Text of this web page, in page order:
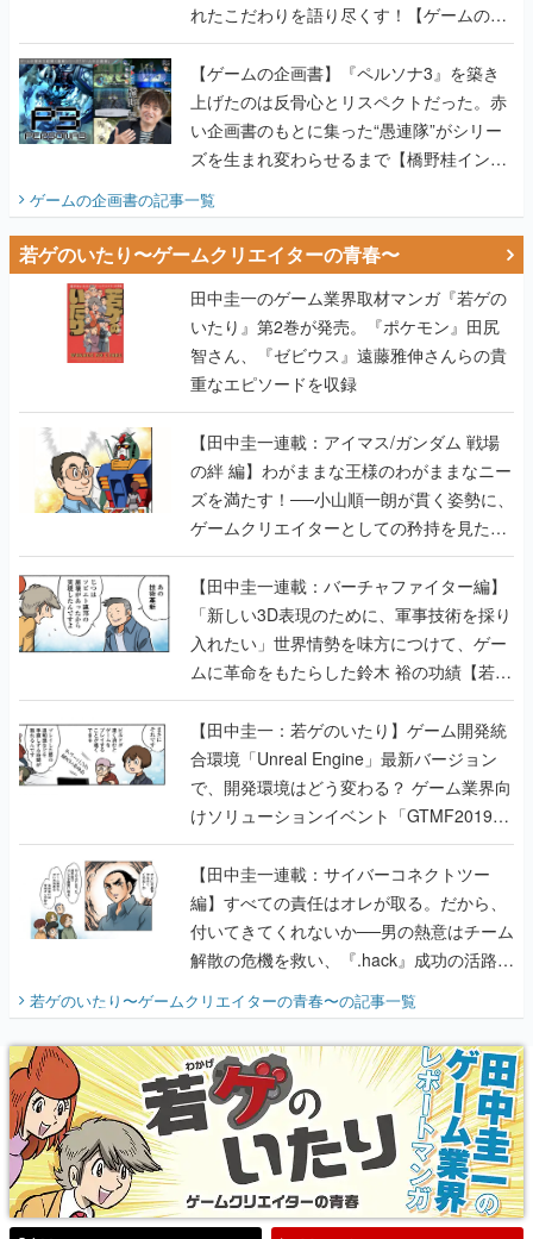
れたこだわりを語り尽くす！【ゲームの企
画書】
【ゲームの企画書】『ペルソナ3』を築き
上げたのは反骨心とリスペクトだった。赤
い企画書のもとに集った“愚連隊”がシリー
ズを生まれ変わらせるまで【橋野桂インタ
ゲームの企画書の記事一覧
若ゲのいたり〜ゲームクリエイターの青春〜
田中圭一のゲーム業界取材マンガ『若ゲの
いたり』第2巻が発売。『ポケモン』田尻
智さん、『ゼビウス』遠藤雅伸さんらの貴
重なエピソードを収録
【田中圭一連載：アイマス/ガンダム 戦場
の絆 編】わがままな王様のわがままなニー
ズを満たす！──小山順一朗が貫く姿勢に、
ゲームクリエイターとしての矜持を見た
【若ゲのいたり最終回】
【田中圭一連載：バーチャファイター編】
「新しい3D表現のために、軍事技術を採り
入れたい」世界情勢を味方につけて、ゲー
ムに革命をもたらした鈴木 裕の功績【若ゲ
のいたり】
【田中圭一：若ゲのいたり】ゲーム開発統
合環境「Unreal Engine」最新バージョン
で、開発環境はどう変わる？ ゲーム業界向
けソリューションイベント「GTMF2019」
に行って、より理解を深めよう【PR】
【田中圭一連載：サイバーコネクトツー
編】すべての責任はオレが取る。だから、
付いてきてくれないか──男の熱意はチーム
解散の危機を救い、『.hack』成功の活路を
『少年ジャンプ』色だった【若ゲのいた
り】
若ゲのいたり〜ゲームクリエイターの青春〜の記事一覧